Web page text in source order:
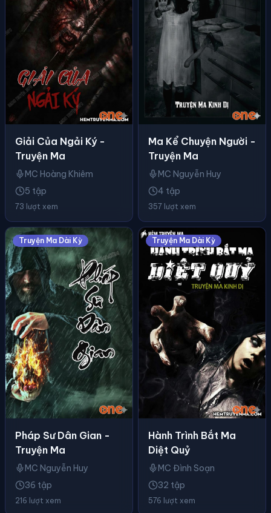
Giải Của Ngải Ký -
Truyện Ma
MC Hoàng Khiêm
5 tập
73 lượt xem
Ma Kể Chuyện Người -
Truyện Ma
MC Nguyễn Huy
4 tập
357 lượt xem
Truyện Ma Dài Kỳ
Pháp Sư Dân Gian -
Truyện Ma
MC Nguyễn Huy
36 tập
216 lượt xem
Truyện Ma Dài Kỳ
Hành Trình Bắt Ma
Diệt Quỷ
MC Đình Soạn
32 tập
576 lượt xem